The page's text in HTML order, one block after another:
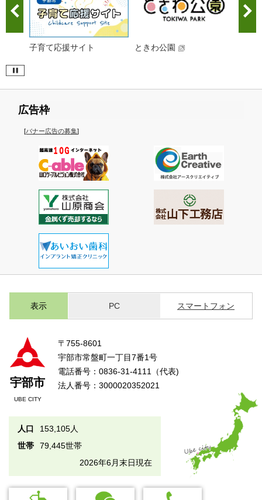
子育て応援サイト ときわ公園
広告枠
[バナー広告の募集]
表示 PC スマートフォン
宇部市
UBE CITY
〒755-8601
宇部市常盤町一丁目7番1号
電話番号：0836-31-4111（代表)
法人番号：3000020352021
人口
153,105人
世帯
79,445世帯
2026年6月末日現在